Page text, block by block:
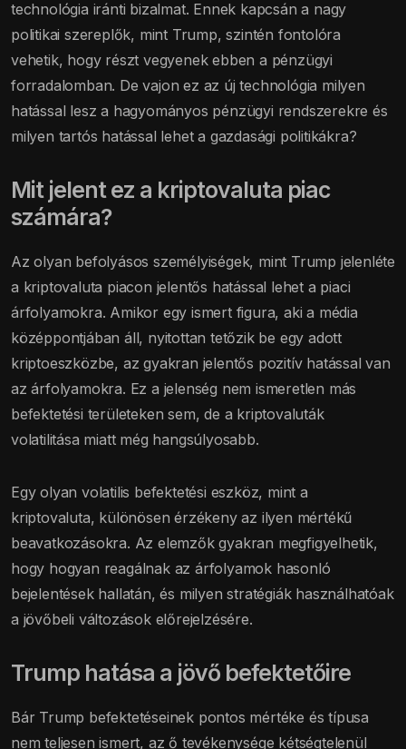
technológia iránti bizalmat. Ennek kapcsán a nagy
politikai szereplők, mint Trump, szintén fontolóra
vehetik, hogy részt vegyenek ebben a pénzügyi
forradalomban. De vajon ez az új technológia milyen
hatással lesz a hagyományos pénzügyi rendszerekre és
milyen tartós hatással lehet a gazdasági politikákra?
Mit jelent ez a kriptovaluta piac
számára?
Az olyan befolyásos személyiségek, mint Trump jelenléte
a kriptovaluta piacon jelentős hatással lehet a piaci
árfolyamokra. Amikor egy ismert figura, aki a média
középpontjában áll, nyitottan tetőzik be egy adott
kriptoeszközbe, az gyakran jelentős pozitív hatással van
az árfolyamokra. Ez a jelenség nem ismeretlen más
befektetési területeken sem, de a kriptovaluták
volatilitása miatt még hangsúlyosabb.
Egy olyan volatilis befektetési eszköz, mint a
kriptovaluta, különösen érzékeny az ilyen mértékű
beavatkozásokra. Az elemzők gyakran megfigyelhetik,
hogy hogyan reagálnak az árfolyamok hasonló
bejelentések hallatán, és milyen stratégiák használhatóak
a jövőbeli változások előrejelzésére.
Trump hatása a jövő befektetőire
Bár Trump befektetéseinek pontos mértéke és típusa
nem teljesen ismert, az ő tevékenysége kétségtelenül